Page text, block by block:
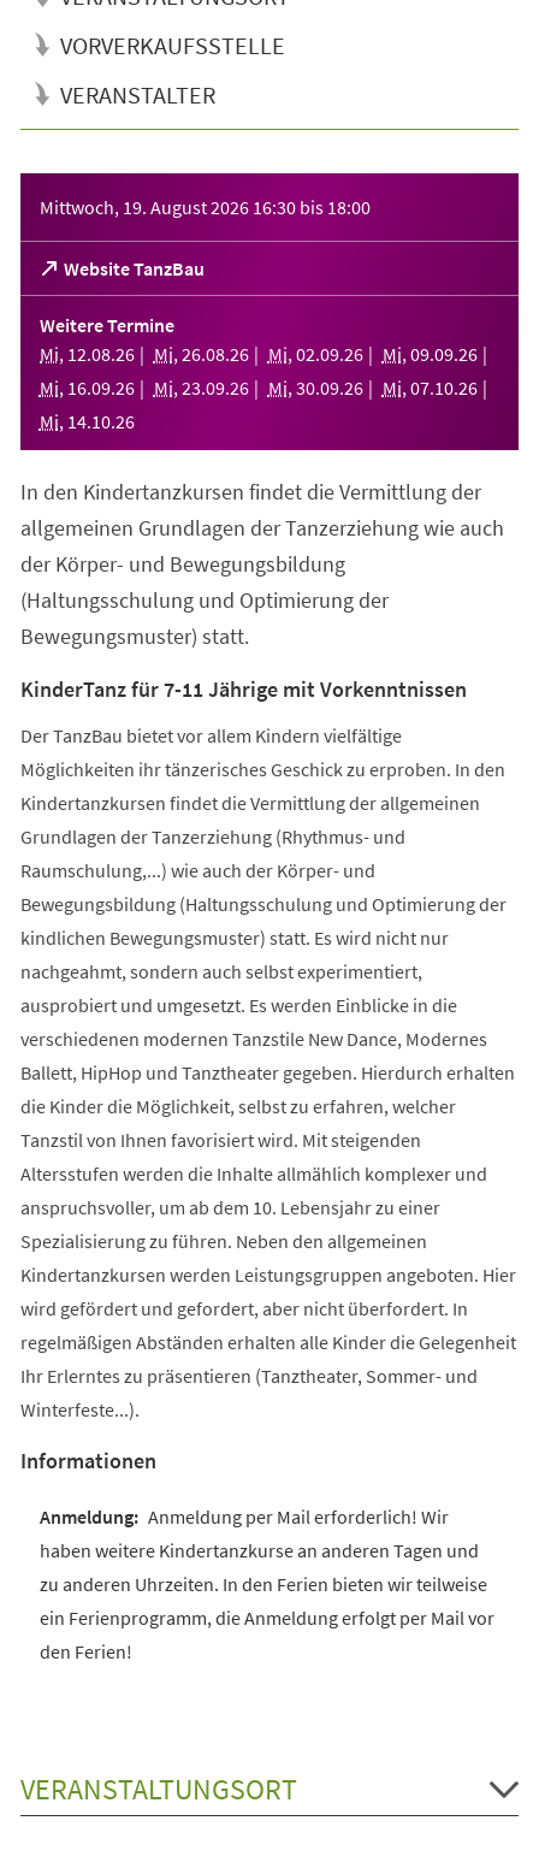
VORVERKAUFSSTELLE
VERANSTALTER
Mittwoch, 19. August 2026 16:30 bis 18:00
Website TanzBau
(Öffnet
in
einem
neuen
Tab)
Weitere Termine
Mi, 12.08.26 Mi, 26.08.26 Mi, 02.09.26 Mi, 09.09.26
Mi, 16.09.26 Mi, 23.09.26 Mi, 30.09.26 Mi, 07.10.26
Mi, 14.10.26
In den Kindertanzkursen findet die Vermittlung der
allgemeinen Grundlagen der Tanzerziehung wie auch
der Körper- und Bewegungsbildung
(Haltungsschulung und Optimierung der
Bewegungsmuster) statt.
KinderTanz für 7-11 Jährige mit Vorkenntnissen
Der TanzBau bietet vor allem Kindern vielfältige
Möglichkeiten ihr tänzerisches Geschick zu erproben. In den
Kindertanzkursen findet die Vermittlung der allgemeinen
Grundlagen der Tanzerziehung (Rhythmus- und
Raumschulung,...) wie auch der Körper- und
Bewegungsbildung (Haltungsschulung und Optimierung der
kindlichen Bewegungsmuster) statt. Es wird nicht nur
nachgeahmt, sondern auch selbst experimentiert,
ausprobiert und umgesetzt. Es werden Einblicke in die
verschiedenen modernen Tanzstile New Dance, Modernes
Ballett, HipHop und Tanztheater gegeben. Hierdurch erhalten
die Kinder die Möglichkeit, selbst zu erfahren, welcher
Tanzstil von Ihnen favorisiert wird. Mit steigenden
Altersstufen werden die Inhalte allmählich komplexer und
anspruchsvoller, um ab dem 10. Lebensjahr zu einer
Spezialisierung zu führen. Neben den allgemeinen
Kindertanzkursen werden Leistungsgruppen angeboten. Hier
wird gefördert und gefordert, aber nicht überfordert. In
regelmäßigen Abständen erhalten alle Kinder die Gelegenheit
Ihr Erlerntes zu präsentieren (Tanztheater, Sommer- und
Winterfeste...).
Informationen
Anmeldung per Mail erforderlich! Wir
haben weitere Kindertanzkurse an anderen Tagen und
zu anderen Uhrzeiten. In den Ferien bieten wir teilweise
ein Ferienprogramm, die Anmeldung erfolgt per Mail vor
den Ferien!
VERANSTALTUNGSORT